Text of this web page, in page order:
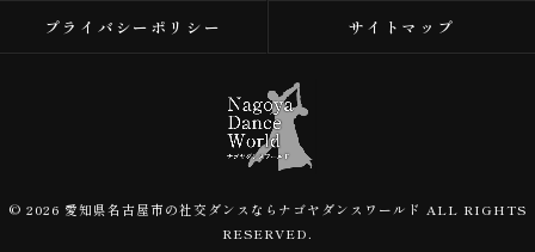
プライバシーポリシー サイトマップ
© 2026 愛知県名古屋市の社交ダンスならナゴヤダンスワールド ALL RIGHTS
RESERVED.